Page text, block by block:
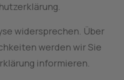
widersprechen. Über
werden wir Sie
informieren.